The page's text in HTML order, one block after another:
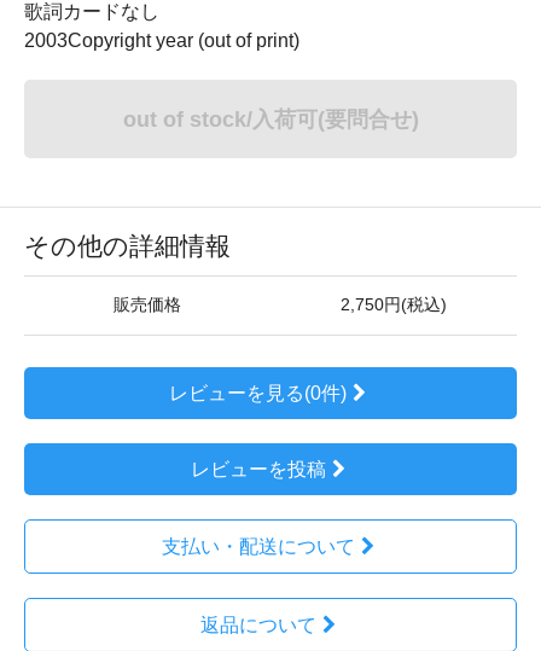
歌詞カードなし
2003Copyright year (out of print)
out of stock/入荷可(要問合せ)
その他の詳細情報
販売価格 2,750円(税込)
レビューを見る(0件)
レビューを投稿
支払い・配送について
返品について